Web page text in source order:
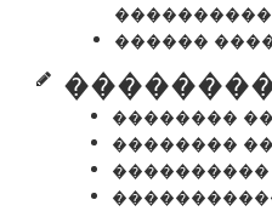
������
��������
��������